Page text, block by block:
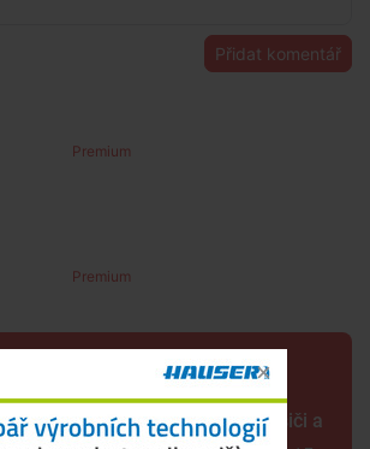
Přidat komentář
Premium
Premium
ke zraněnému dítěti. Hasiči a